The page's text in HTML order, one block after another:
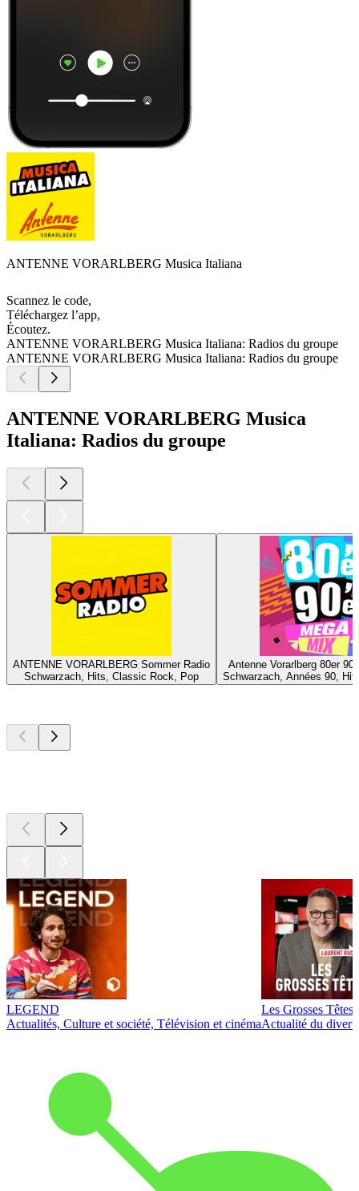
ANTENNE VORARLBERG Musica Italiana
Scannez le code,
Téléchargez l’app,
Écoutez.
ANTENNE VORARLBERG Musica Italiana: Radios du groupe
ANTENNE VORARLBERG Musica Italiana: Radios du groupe
ANTENNE VORARLBERG Musica
Italiana: Radios du groupe
ANTENNE VORARLBERG Sommer Radio
Schwarzach, Hits, Classic Rock, Pop
Antenne Vorarlberg 80er
Schwarzach, Années 90,
LEGEND
Actualités, Culture et société, Télévision et cinéma
Les Grosses Têtes
Actualité du